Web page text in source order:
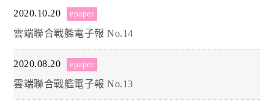
2020.10.20 epaper
雲端聯合戰艦電子報 No.14
2020.08.20 epaper
雲端聯合戰艦電子報 No.13